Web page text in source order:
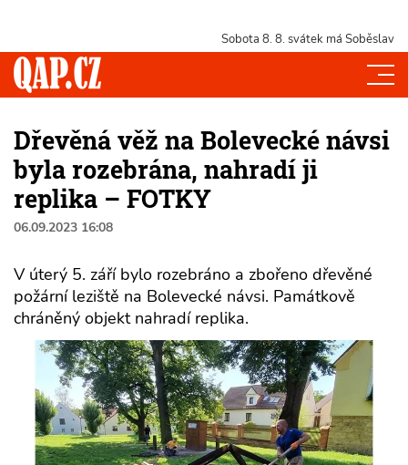
Sobota 8. 8. svátek má Soběslav
Dřevěná věž na Bolevecké návsi
byla rozebrána, nahradí ji
replika – FOTKY
06.09.2023 16:08
V úterý 5. září bylo rozebráno a zbořeno dřevěné
požární leziště na Bolevecké návsi. Památkově
chráněný objekt nahradí replika.